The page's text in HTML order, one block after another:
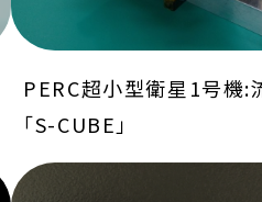
PERC超小型衛星1号機:
「S-CUBE」